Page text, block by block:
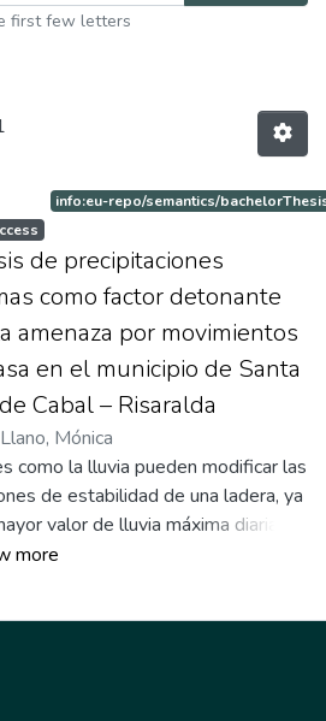
first few letters
info:eu-repo/semantics/
de precipitaciones
como factor detonante
amenaza por movimientos
en el municipio de Santa
Cabal – Risaralda
Mónica
como la lluvia pueden modificar las
de estabilidad de una ladera, ya
valor de lluvia máxima diaria,
por ende mayor
more